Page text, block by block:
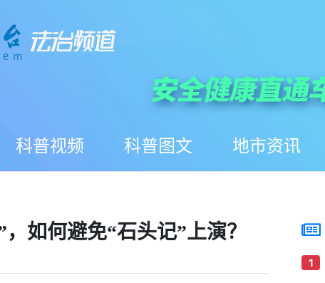
科普视频 科普图文 地市资讯
如何避免“石头记”上演？
1